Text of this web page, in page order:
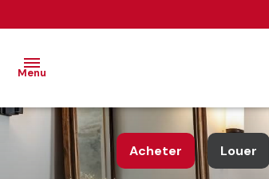
Menu
VENTES
LOCATIONS
Acheter Louer